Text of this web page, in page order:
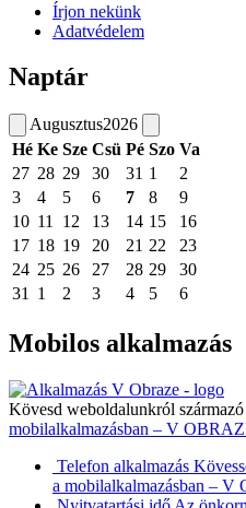
Írjon nekünk
Adatvédelem
Naptár
Augusztus2026
Hé Ke Sze Csü Pé Szo Va
27 28 29 30 31 1
2
3
4 5 6 7 8
9
10 11 12 13 14 15
16
17 18 19 20 21 22
23
24 25 26 27 28 29
30
31
1 2 3 4 5 6
Mobilos alkalmazás
Kövesd weboldalunkról
mobilalkalmazásban – V
Telefon alkalmazás
a mobilalkalmazásban – V